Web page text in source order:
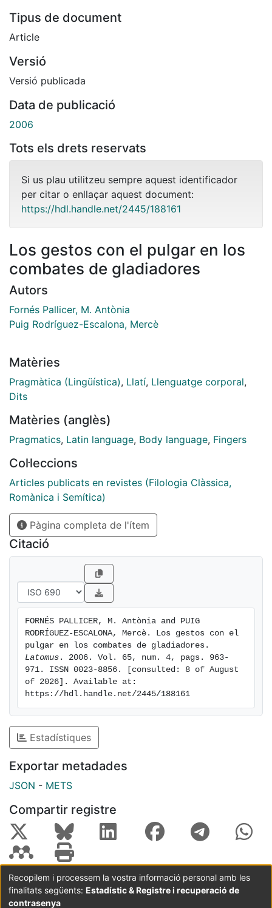
Tipus de document
Article
Versió
Versió publicada
Data de publicació
2006
Tots els drets reservats
Si us plau utilitzeu sempre aquest identificador
per citar o enllaçar aquest document:
https://hdl.handle.net/2445/188161
Los gestos con el pulgar en los
combates de gladiadores
Autors
Fornés Pallicer, M. Antònia
Puig Rodríguez-Escalona, Mercè
Matèries
Pragmàtica (Lingüística), Llatí, Llenguatge corporal,
Dits
Matèries (anglès)
Pragmatics, Latin language, Body language, Fingers
Col·leccions
Articles publicats en revistes (Filologia Clàssica,
Romànica i Semítica)
Pàgina completa de l'ítem
Citació
FORNÉS PALLICER, M. Antònia and PUIG
RODRÍGUEZ-ESCALONA, Mercè. Los gestos con el
Latomus . 2006. Vol. 65, num. 4, pags. 963-
971. ISSN 0023-8856. [consulted: 8 of August
of 2026]. Available at:
https://hdl.handle.net/2445/188161
Estadístiques
Exportar metadades
JSON - METS
Compartir registre
Coordinació:CRAI UB Avís legal
Metadades
subjectes a:
Recopilem i processem la vostra informació personal amb les
finalitats següents: Estadístic & Registre i recuperació de
contrasenya